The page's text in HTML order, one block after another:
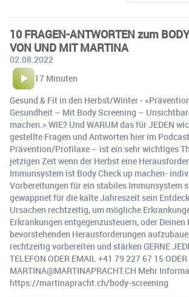
10 FRAGEN-ANTWORTEN zum
VON UND MIT MARTINA
02.08.2022
17 Minuten
Gesund & Fit in den Herbst/Winter -
Gesundheit – Mit Body Screening –
machen.» WIE? Und WARUM das für JEDEN
gestellte Fragen und Antworten hier im
Prävention/Profilaxe – ist ein sehr wichtiges
jetzigen Zeit wenn der Herbst eine
Immunsystem ist Body Check up machen-
Vorbereitungen für ein stabiles Immunsystem
gewappnet für die kalte Jahreszeit sein
Ursachen rechtzeitig, um mögliche
Erkrankungen entgegenzusteuern, oder Deinen
bevorstehenden Herausforderungen
rechtzeitig vorbereiten und stärken GERNE
TELEFON ODER EMAIL +41 79 227 67 15 ODER
MARTINA@MARTINAPRACHT.CH Mehr
https://martinapracht.ch/body-screening